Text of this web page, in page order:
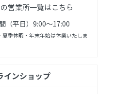
営業所一覧はこちら
（平日）9:00～17:00
季休暇・年末年始は休業いたしま
インショップ